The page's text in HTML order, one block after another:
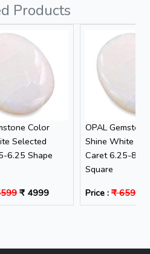
Products
Color
Selected
6.25 Shape
₹ 4999
OPAL
Shine White
Caret 6.25-
Square
Price : ₹ 6599